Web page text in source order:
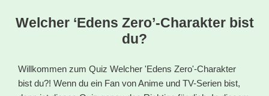
Welcher ‘Edens Zero’-Charakter bist
du?
Willkommen zum Quiz Welcher 'Edens Zero'-Charakter
bist du?! Wenn du ein Fan von Anime und TV-Serien bist,